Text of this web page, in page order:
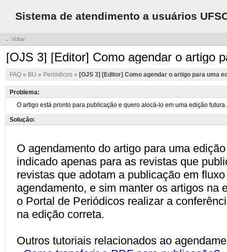
Sistema de atendimento a usuários
← Voltar
[OJS 3] [Editor] Como agendar o artigo
FAQ » BU » Periódicos » [OJS 3] [Editor] Como agendar o artigo para uma
Problema:
Solução: